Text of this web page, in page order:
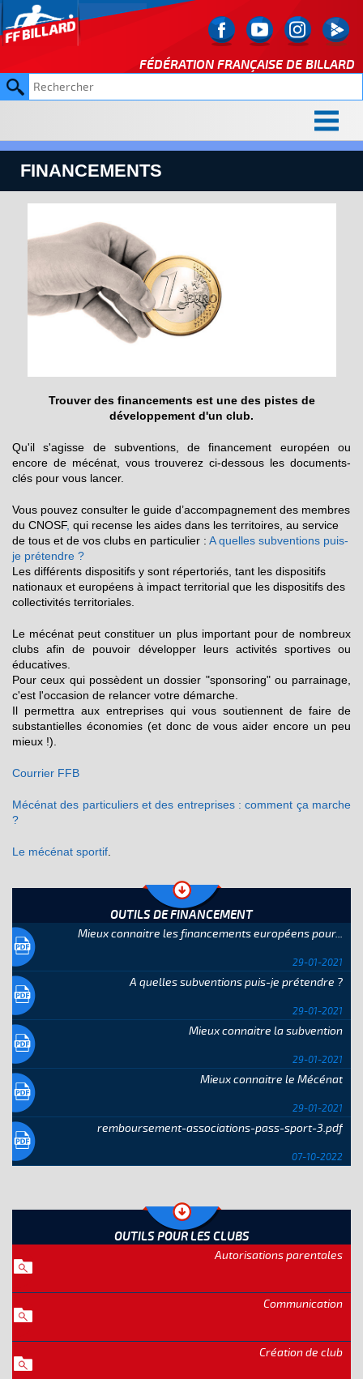
FÉDÉRATION FRANÇAISE DE BILLARD
FINANCEMENTS
Trouver des financements est une des pistes de
développement d'un club.
Qu'il s'agisse de subventions, de financement européen ou
encore de mécénat, vous trouverez ci-dessous les documents-
clés pour vous lancer.
Vous pouvez consulter le guide d’accompagnement des membres
du CNOSF, qui recense les aides dans les territoires, au service
de tous et de vos clubs en particulier : A quelles subventions puis-
je prétendre ?
Les différents dispositifs y sont répertoriés, tant les dispositifs
nationaux et européens à impact territorial que les dispositifs des
collectivités territoriales.
Le mécénat peut constituer un plus important pour de nombreux
clubs afin de pouvoir développer leurs activités sportives ou
éducatives.
Pour ceux qui possèdent un dossier "sponsoring" ou parrainage,
c'est l'occasion de relancer votre démarche.
Il permettra aux entreprises qui vous soutiennent de faire de
substantielles économies (et donc de vous aider encore un peu
mieux !).
Courrier FFB
Mécénat des particuliers et des entreprises : comment ça marche
?
Le mécénat sportif.
OUTILS DE FINANCEMENT
Mieux connaitre les financements européens pour...
29-01-2021
A quelles subventions puis-je prétendre ?
29-01-2021
Mieux connaitre la subvention
29-01-2021
Mieux connaitre le Mécénat
29-01-2021
remboursement-associations-pass-sport-3.pdf
07-10-2022
OUTILS POUR LES CLUBS
Autorisations parentales
Communication
Création de club